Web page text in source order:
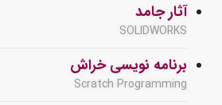
آثار جامد
SOLIDWORKS
برنامه نویسی خراش
Scratch Programming